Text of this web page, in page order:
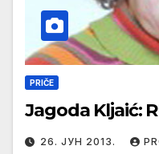
PRIČE
26. ЈУН 2013.